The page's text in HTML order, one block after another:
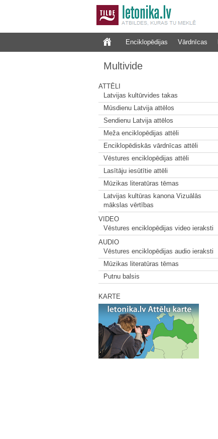
Enciklopēdijas Vārdnīcas
Multivide
ATTĒLI
Latvijas kultūrvides takas
Mūsdienu Latvija attēlos
Sendienu Latvija attēlos
Meža enciklopēdijas attēli
Enciklopēdiskās vārdnīcas attēli
Vēstures enciklopēdijas attēli
Lasītāju iesūtītie attēli
Mūzikas literatūras tēmas
Latvijas kultūras kanona Vizuālās
mākslas vērtības
VIDEO
Vēstures enciklopēdijas video ieraksti
AUDIO
Vēstures enciklopēdijas audio ieraksti
Mūzikas literatūras tēmas
Putnu balsis
KARTE